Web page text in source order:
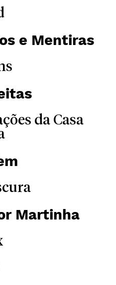
e Mentiras
da Casa
Martinha